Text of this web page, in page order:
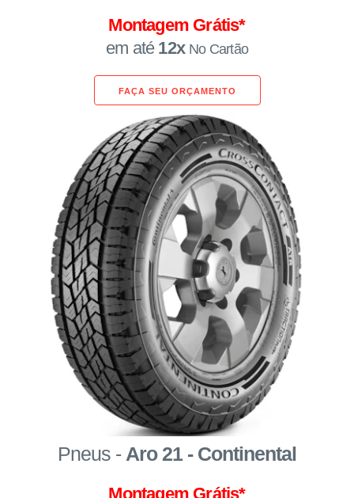
Montagem Grátis*
em até 12x No Cartão
FAÇA SEU ORÇAMENTO
Pneus - Aro 21 - Continental
Montagem Grátis*